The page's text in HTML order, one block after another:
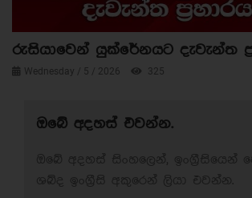
රුසියාවෙන් යුක්රේනයට දැවැන්ත
Wednesday / 5 / 2026 325
ඔබේ අදහස් එවන්න.